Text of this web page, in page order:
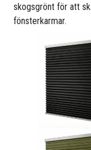
skogsgrönt för att
fönsterkarmar.